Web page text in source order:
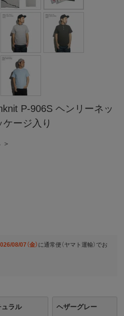
P-906S ヘンリーネッ
ージ入り
08/07（金） に通常便（ヤマト運輸） でお
ラル ヘザーグレー